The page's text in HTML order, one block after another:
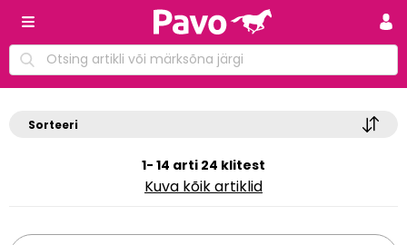
Sorteeri
1- 14 arti 24 klitest
Kuva kõik artiklid